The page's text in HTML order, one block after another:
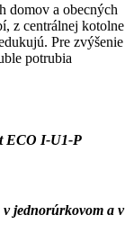
domov a obecných
z centrálnej kotolne
Pre zvýšenie
potrubia
ECO I-U1-P
jednorúrkovom a v